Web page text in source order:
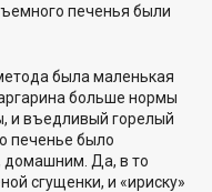
печенья были
была маленькая
больше нормы
и въедливый горелый
печенье было
домашним. Да, в то
сгущенки, и «ириску»